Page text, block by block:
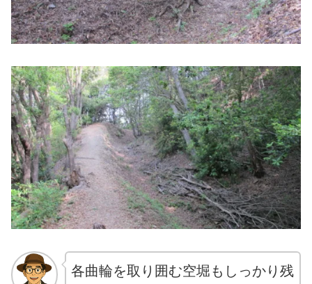
各曲輪を取り囲む空堀もしっかり残